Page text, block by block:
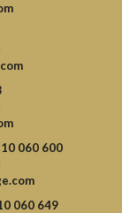
060 600
060 649